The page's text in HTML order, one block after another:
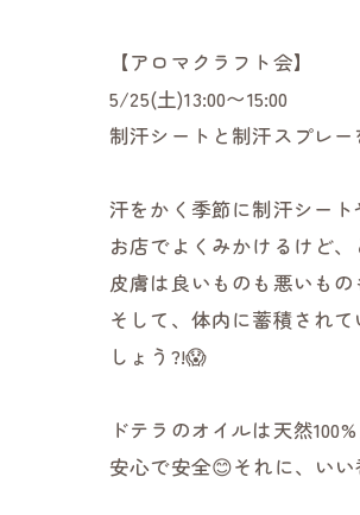
【アロマクラフト会】
5/25(土)13:00〜15:00
制汗シートと制汗スプレー
汗をかく季節に制汗シー
お店でよくみかけるけど
皮膚は良いものも悪いもの
そして、体内に蓄積され
しょう?!😱
ドテラのオイルは天然
安心で安全😊それに、い